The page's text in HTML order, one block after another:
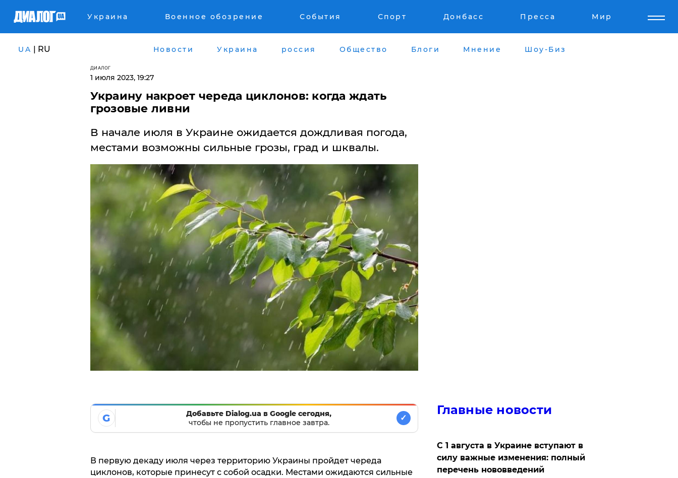
Украина Военное обозрение События Спорт Донбасс Пресса Мир
UA | RU Новости Украина россия Общество Блоги Мнение Шоу-Биз
ДИАЛОГ
1 июля 2023, 19:27
Украину накроет череда циклонов: когда ждать
грозовые ливни
В начале июля в Украине ожидается дождливая погода,
местами возможны сильные грозы, град и шквалы.
G
Добавьте Dialog.ua в Google сегодня,
чтобы не пропустить главное завтра.
✓
В первую декаду июля через территорию Украины пройдет череда
циклонов, которые принесут с собой осадки. Местами ожидаются сильные
Главные новости
С 1 августа в Украине вступают в
силу важные изменения: полный
перечень нововведений